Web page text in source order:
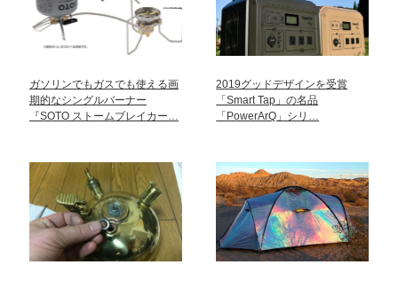
ガソリンでもガスでも使える画
期的なシングルバーナー
『SOTO ストームブレイカー…
2019グッドデザインを受賞
「Smart Tap」の名品
「PowerArQ」シリ…